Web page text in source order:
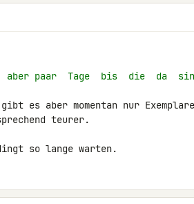
paar  Tage  bis  die  da
es aber momentan nur
teurer.
so lange warten.